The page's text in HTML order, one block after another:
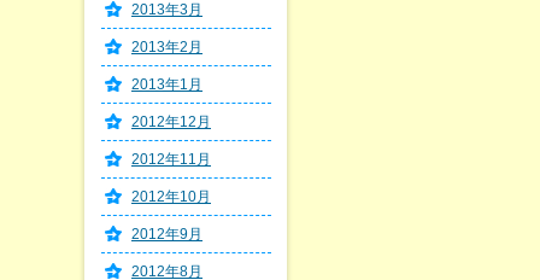
2013年3月
2013年2月
2013年1月
2012年12月
2012年11月
2012年10月
2012年9月
2012年8月